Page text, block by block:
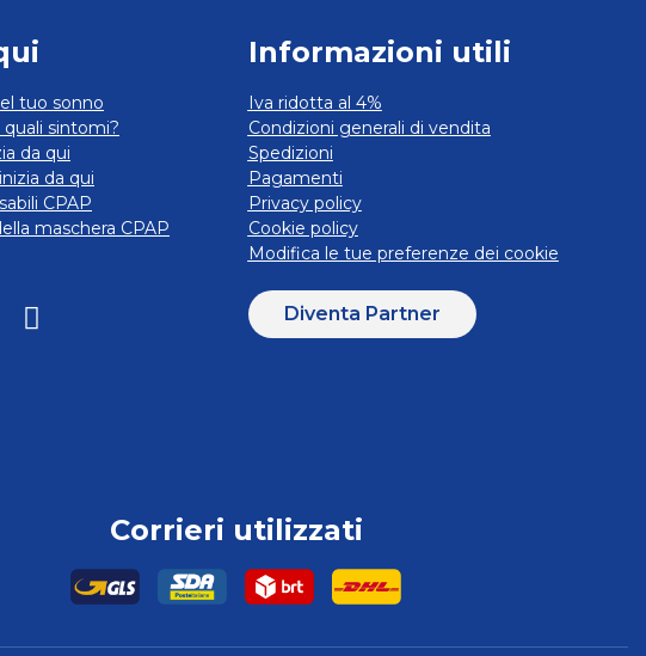
tuo sonno
sintomi?
da qui
da qui
CPAP
maschera CPAP
Informazioni utili
Iva ridotta al 4%
Condizioni generali di vendita
Spedizioni
Pagamenti
Privacy policy
Cookie policy
Modifica le tue preferenze dei cookie
Diventa Partner
Corrieri utilizzati